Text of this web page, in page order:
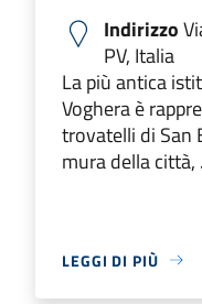
Indirizzo
PV, Italia
La più antica
Voghera è
trovatelli di San
mura della città,
LEGGI DI PIÙ